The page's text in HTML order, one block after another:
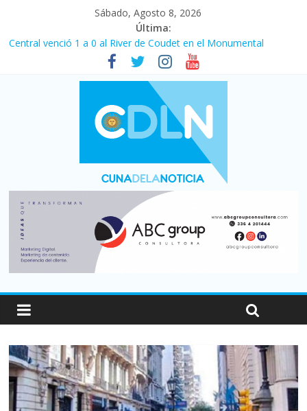
Sábado, Agosto 8, 2026
Última:
Central venció 1 a 0 al River de Coudet en el Monumental
La morosidad alcanzó su nivel más alto en dos décadas y ya
afecta a 400 mil deudores en Santa Fe
Desde que asumió Milei cerraron 41.000 kioscos: el sector
denuncia crisis como en 2001
Vacaciones de invierno con más movimiento y consumo
turístico: 4,6 millones de personas viajaron por el país, un 5,9%
Fuerte caída de la venta de autos usados en julio: bajó un 12,6%